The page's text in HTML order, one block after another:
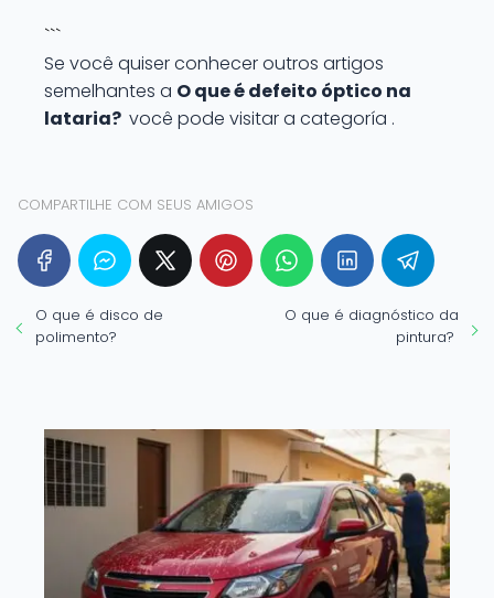
```
Se você quiser conhecer outros artigos
semelhantes a O que é defeito óptico na
lataria? você pode visitar a categoría .
COMPARTILHE COM SEUS AMIGOS
O que é disco de
polimento?
O que é diagnóstico da
pintura?